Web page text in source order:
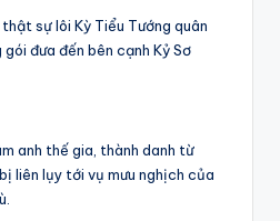
sự lôi Kỳ Tiểu Tướng quân
đưa đến bên cạnh Kỷ Sơ
anh thế gia, thành danh từ
liên lụy tới vụ mưu nghịch của